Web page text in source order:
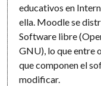
educativos en
ella. Moodle se
Software libre
GNU), lo que entre
que componen el
modificar.